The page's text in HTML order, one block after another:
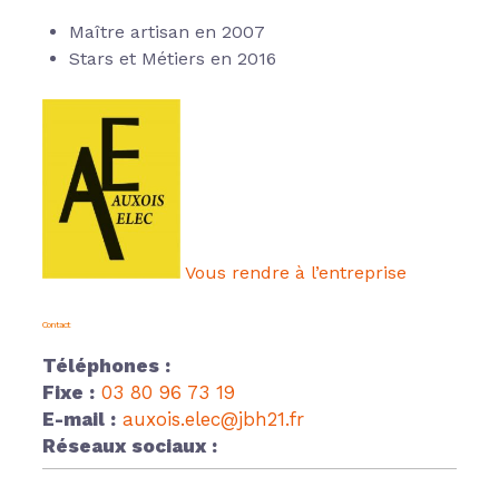
Maître artisan en 2007
Stars et Métiers en 2016
Vous rendre à l’entreprise
Contact
Téléphones :
Fixe : 03 80 96 73 19
E-mail : auxois.elec@jbh21.fr
Réseaux sociaux :